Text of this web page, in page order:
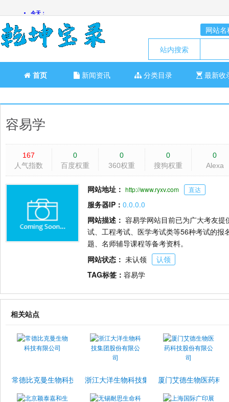
网站名
站内搜索
首页 新闻资讯 分类目录 最新收
容易学
167
人气指数
0
百度权重
0
360权重
0
搜狗权重
0
Alexa
网站地址： http://www.ryxv.com 直达
服务器IP： 0.0.0.0
网站描述： 容易学网站目前已为广大考友
试、工程考试、医学考试类等56种考试的
题、名师辅导课程等备考资料。
网站状态： 未认领
认领
TAG标签： 容易学
相关站点
常德比克曼生物科技有限公司浙江大洋生物科技集团股份有限公司
厦门艾德生物医药科